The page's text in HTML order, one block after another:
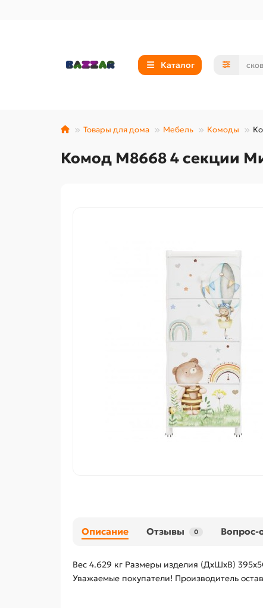
Каталог
Товары для дома Мебель Комоды
Комод М8668 4 секции
Описание Отзывы 0 Вопрос-
Вес 4.629 кг Размеры изделия (ДхШхВ)
Уважаемые покупатели! Производитель